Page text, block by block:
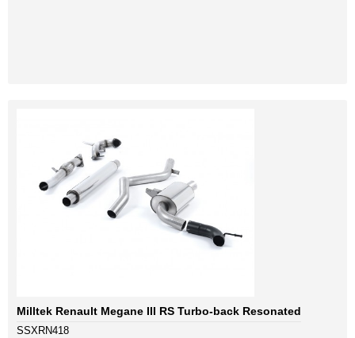
Milltek Renault Megane III RS Turbo-back Resonated
SSXRN418